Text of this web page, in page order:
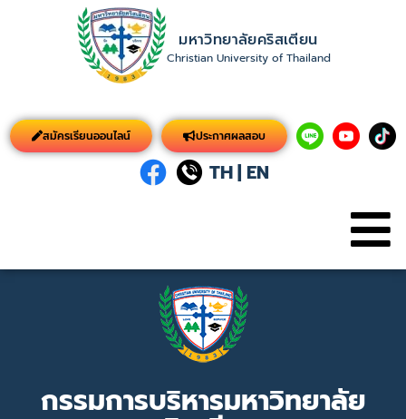
มหาวิทยาลัยคริสเตียน
Christian University of Thailand
สมัครเรียนออนไลน์ ประกาศผลสอบ
TH| EN
กรรมการบริหารมหาวิทยาลัย